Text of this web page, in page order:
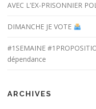
AVEC L’EX-PRISONNIER
DIMANCHE JE VOTE
#1SEMAINE
dépendance
ARCHIVES